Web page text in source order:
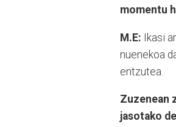
momentu
M.E: Ikasi
nuenekoa
entzutea.
Zuzenean
jasotako